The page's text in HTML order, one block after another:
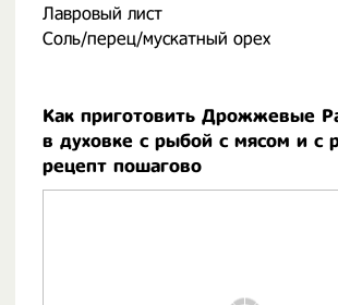
Лавровый лист
Соль/перец/мускатный орех
Как приготовить Дрожжевые
в духовке с рыбой с мясом и с
рецепт пошагово